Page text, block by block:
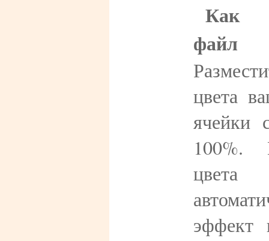
Как
файл
цвета
ячейки
100%.
эффект